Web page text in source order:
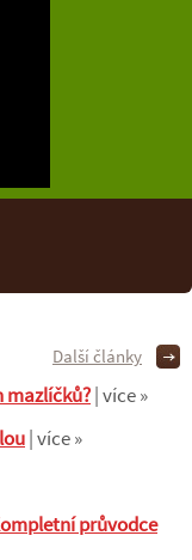
mazlíčků?| více »
| více »
průvodce
Další články